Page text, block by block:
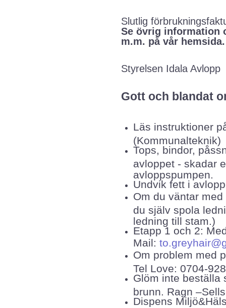
Slutlig
Se övrig information
m.m. på vår hemsida.
Styrelsen Idala Avlopp
Gott och blandat
Läs instruktioner
(Kommunalteknik)
Tops, bindor,
avloppet - skadar
avloppspumpen.
Undvik fett i
Om du väntar
du själv spola
ledning till stam.)
Etapp 1 och 2:
Mail:
Om problem med
Tel Love: 0704-
Glöm inte beställa
brunn. Ragn
Dispens